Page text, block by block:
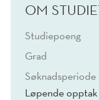
OM
Studiepoeng
Grad
Søknadsperiode
Løpende